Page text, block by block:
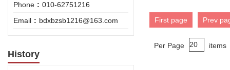
Phone : 010-62751216
Email : bdxbzsb1216@163.com
History
First page Prev
Per Page items